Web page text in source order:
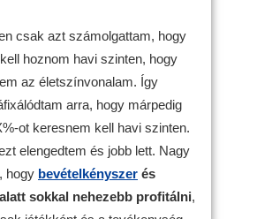
csak azt számolgattam, hogy
hoznom havi szinten, hogy
az életszínvonalam. Így
arra, hogy márpedig
ot keresnem kell havi szinten.
elengedtem és jobb lett. Nagy
hogy bevételkényszer és
sokkal nehezebb profitálni,